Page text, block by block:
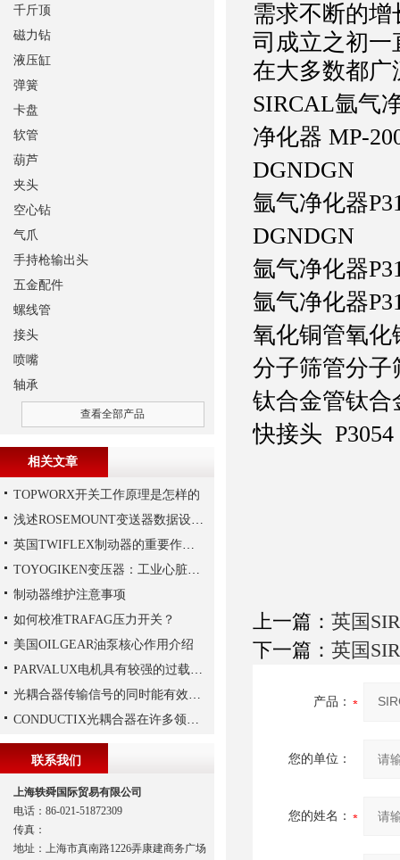
需求不断的增
司成立之初一
在大多数都广
SIRCAL氩气
净化器 MP-
DGNDGN
氩气净化器
DGNDGN
氩气净化器
氩气净化器
氧化铜管氧化
分子筛管分子
钛合金管钛合
快接头 P3054
上一篇： 英国
下一篇： 英国
产品：
您的单位：
您的姓名：
千斤顶
磁力钻
液压缸
弹簧
卡盘
软管
葫芦
夹头
空心钻
气爪
手持枪输出头
五金配件
螺线管
接头
喷嘴
轴承
查看全部产品
相关文章
TOPWORX开关工作原理是怎样的
浅述ROSEMOUNT变送器数据设置步骤
英国TWIFLEX制动器的重要作用是什么？
TOYOGIKEN变压器：工业心脏的“隐形守护者”
制动器维护注意事项
如何校准TRAFAG压力开关？
美国OILGEAR油泵核心作用介绍
PARVALUX电机具有较强的过载能力
光耦合器传输信号的同时能有效抑制尖脉冲机各种杂讯干扰
CONDUCTIX光耦合器在许多领域都得到了广泛的应用
联系我们
上海轶舜国际贸易有限公司
电话：86-021-51872309
传真：
地址：上海市真南路1226弄康建商务广场